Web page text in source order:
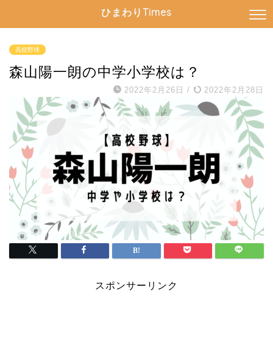
ひまわりTimes
高校野球
森山陽一朗の中学小学校は？
2022年2月26日 / 2022年2月28日
スポンサーリンク